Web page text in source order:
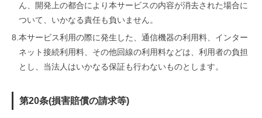
ん、開発上の都合により本サービスの内容が消去された場合に
ついて、いかなる責任も負いません。
8. 本サービス利用の際に発生した、通信機器の利用料、インター
ネット接続利用料、その他回線の利用料などは、利用者の負担
とし、当法人はいかなる保証も行わないものとします。
第20条(損害賠償の請求等)